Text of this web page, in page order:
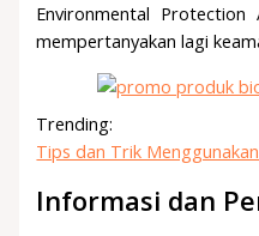
Environmental
mempertanyakan lagi
Trending:
Tips dan Trik
Informasi dan